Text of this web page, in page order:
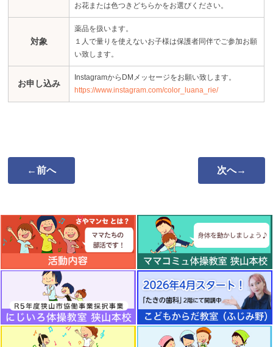
お花または色つきどちらかをお選びください。
対象
薬品を扱います。
１人で量りを使えないお子様は保護者同伴でご参加お願
い致します。
お申し込み
InstagramからDMメッセージをお願い致します。
https://www.instagram.com/color_luana_rie/
←前へ 次へ→